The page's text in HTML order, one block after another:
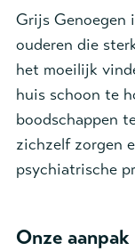
Grijs Genoegen
ouderen die
het moeilijk
huis schoon te
boodschappen
zichzelf zorgen
psychiatrische
Onze aanpak